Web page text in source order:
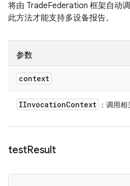
将由 TradeFederation 框架自动
此方法才能支持多设备报告。
参数
context
IInvocationContext ：调用
testResult